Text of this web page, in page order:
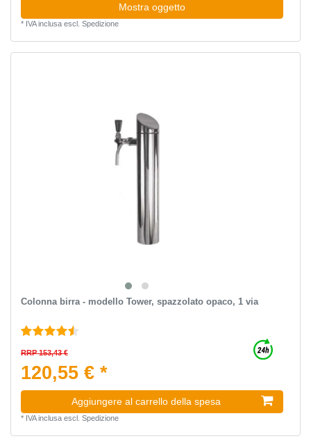
Mostra oggetto
* IVA inclusaescl. Spedizione
Сolonna birra - modello Tower, spazzolato opaco, 1 via
RRP 153,43 €
120,55 € *
Aggiungere al carrello della spesa
* IVA inclusaescl. Spedizione